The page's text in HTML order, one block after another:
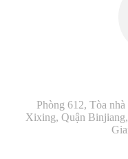
Phòng 612, Tòa
Xixing, Quận